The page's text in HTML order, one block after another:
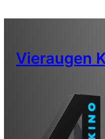
Vieraugen